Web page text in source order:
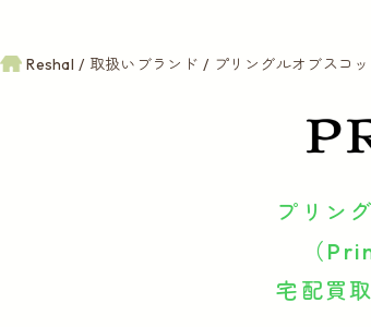
Reshal 取扱いブランド プリングルオブスコ
プリン
（
宅配買